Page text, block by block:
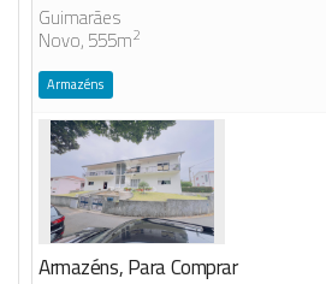
Guimarães
Novo, 555m2
Armazéns
Armazéns, Para Comprar